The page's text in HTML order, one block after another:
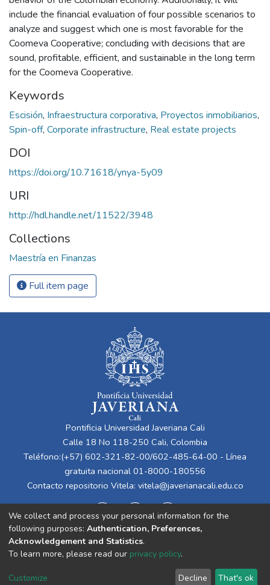
include the financial evaluation of four possible scenarios to
analyze and suggest which one is most favorable for the
Coomeva Cooperative; concluding with decisions that are
sound, profitable, efficient, and sustainable in the long term
for the Coomeva Cooperative.
Keywords
Escisión, Infraestructura corporativa, Proyectos inmobiliarios,
Spin-off, Corporate infrastructure, Real estate projects
DOI
https://doi.org/10.71618/ynya-5y09
URI
http://hdl.handle.net/11522/3948
Collections
Maestría en Finanzas
Full item page
Pontificia Universidad Javeriana Cali
Calle 18 No 118-250 Cali, Colombia
Teléfono:(+57) 602-321-82-00/602-485-64-00 - Línea
gratuita nacional 01-8000-180556
Contacto repositorio Vitela: vitela@javerianacali.edu.co
Cookie
End User
Send
We collect and process your personal information for the
following purposes: Authentication, Preferences,
Acknowledgement and Statistics.
To learn more, please read our privacy policy.
Customize Decline That's ok